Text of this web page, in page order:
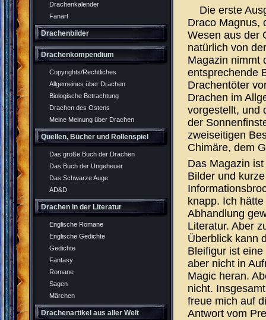
Drachenkalender
Fanart
Drachenbilder
Drachenkompendium
Copyrights/Rechtliches
Allgemeines über Drachen
Biologische Betrachtung
Drachen des Ostens
Meine Meinung über Drachen
Quellen, Bücher und Rollenspiel
Das große Buch der Drachen
Das Buch der Ungeheuer
Das Schwarze Auge
AD&D
Drachen in der Literatur
Englische Romane
Englische Gedichte
Gedichte
Fantasy
Romane
Sagen
Märchen
Drachenartikel aus aller Welt
Die erste
Draco Magnus,
Wesen aus der
natürlich von
Magazin nimmt
entsprechende
Drachentöter
Drachen im
vorgestellt, und
der
zweiseitigen
Chimäre, dem
Das Magazin
Bilder und
knapp. Ich
Abhandlung
Literatur. Aber
Überblick kann
Bleifigur ist
aber nicht in
Magic heran.
nicht.
freue mich auf
Antwort vom